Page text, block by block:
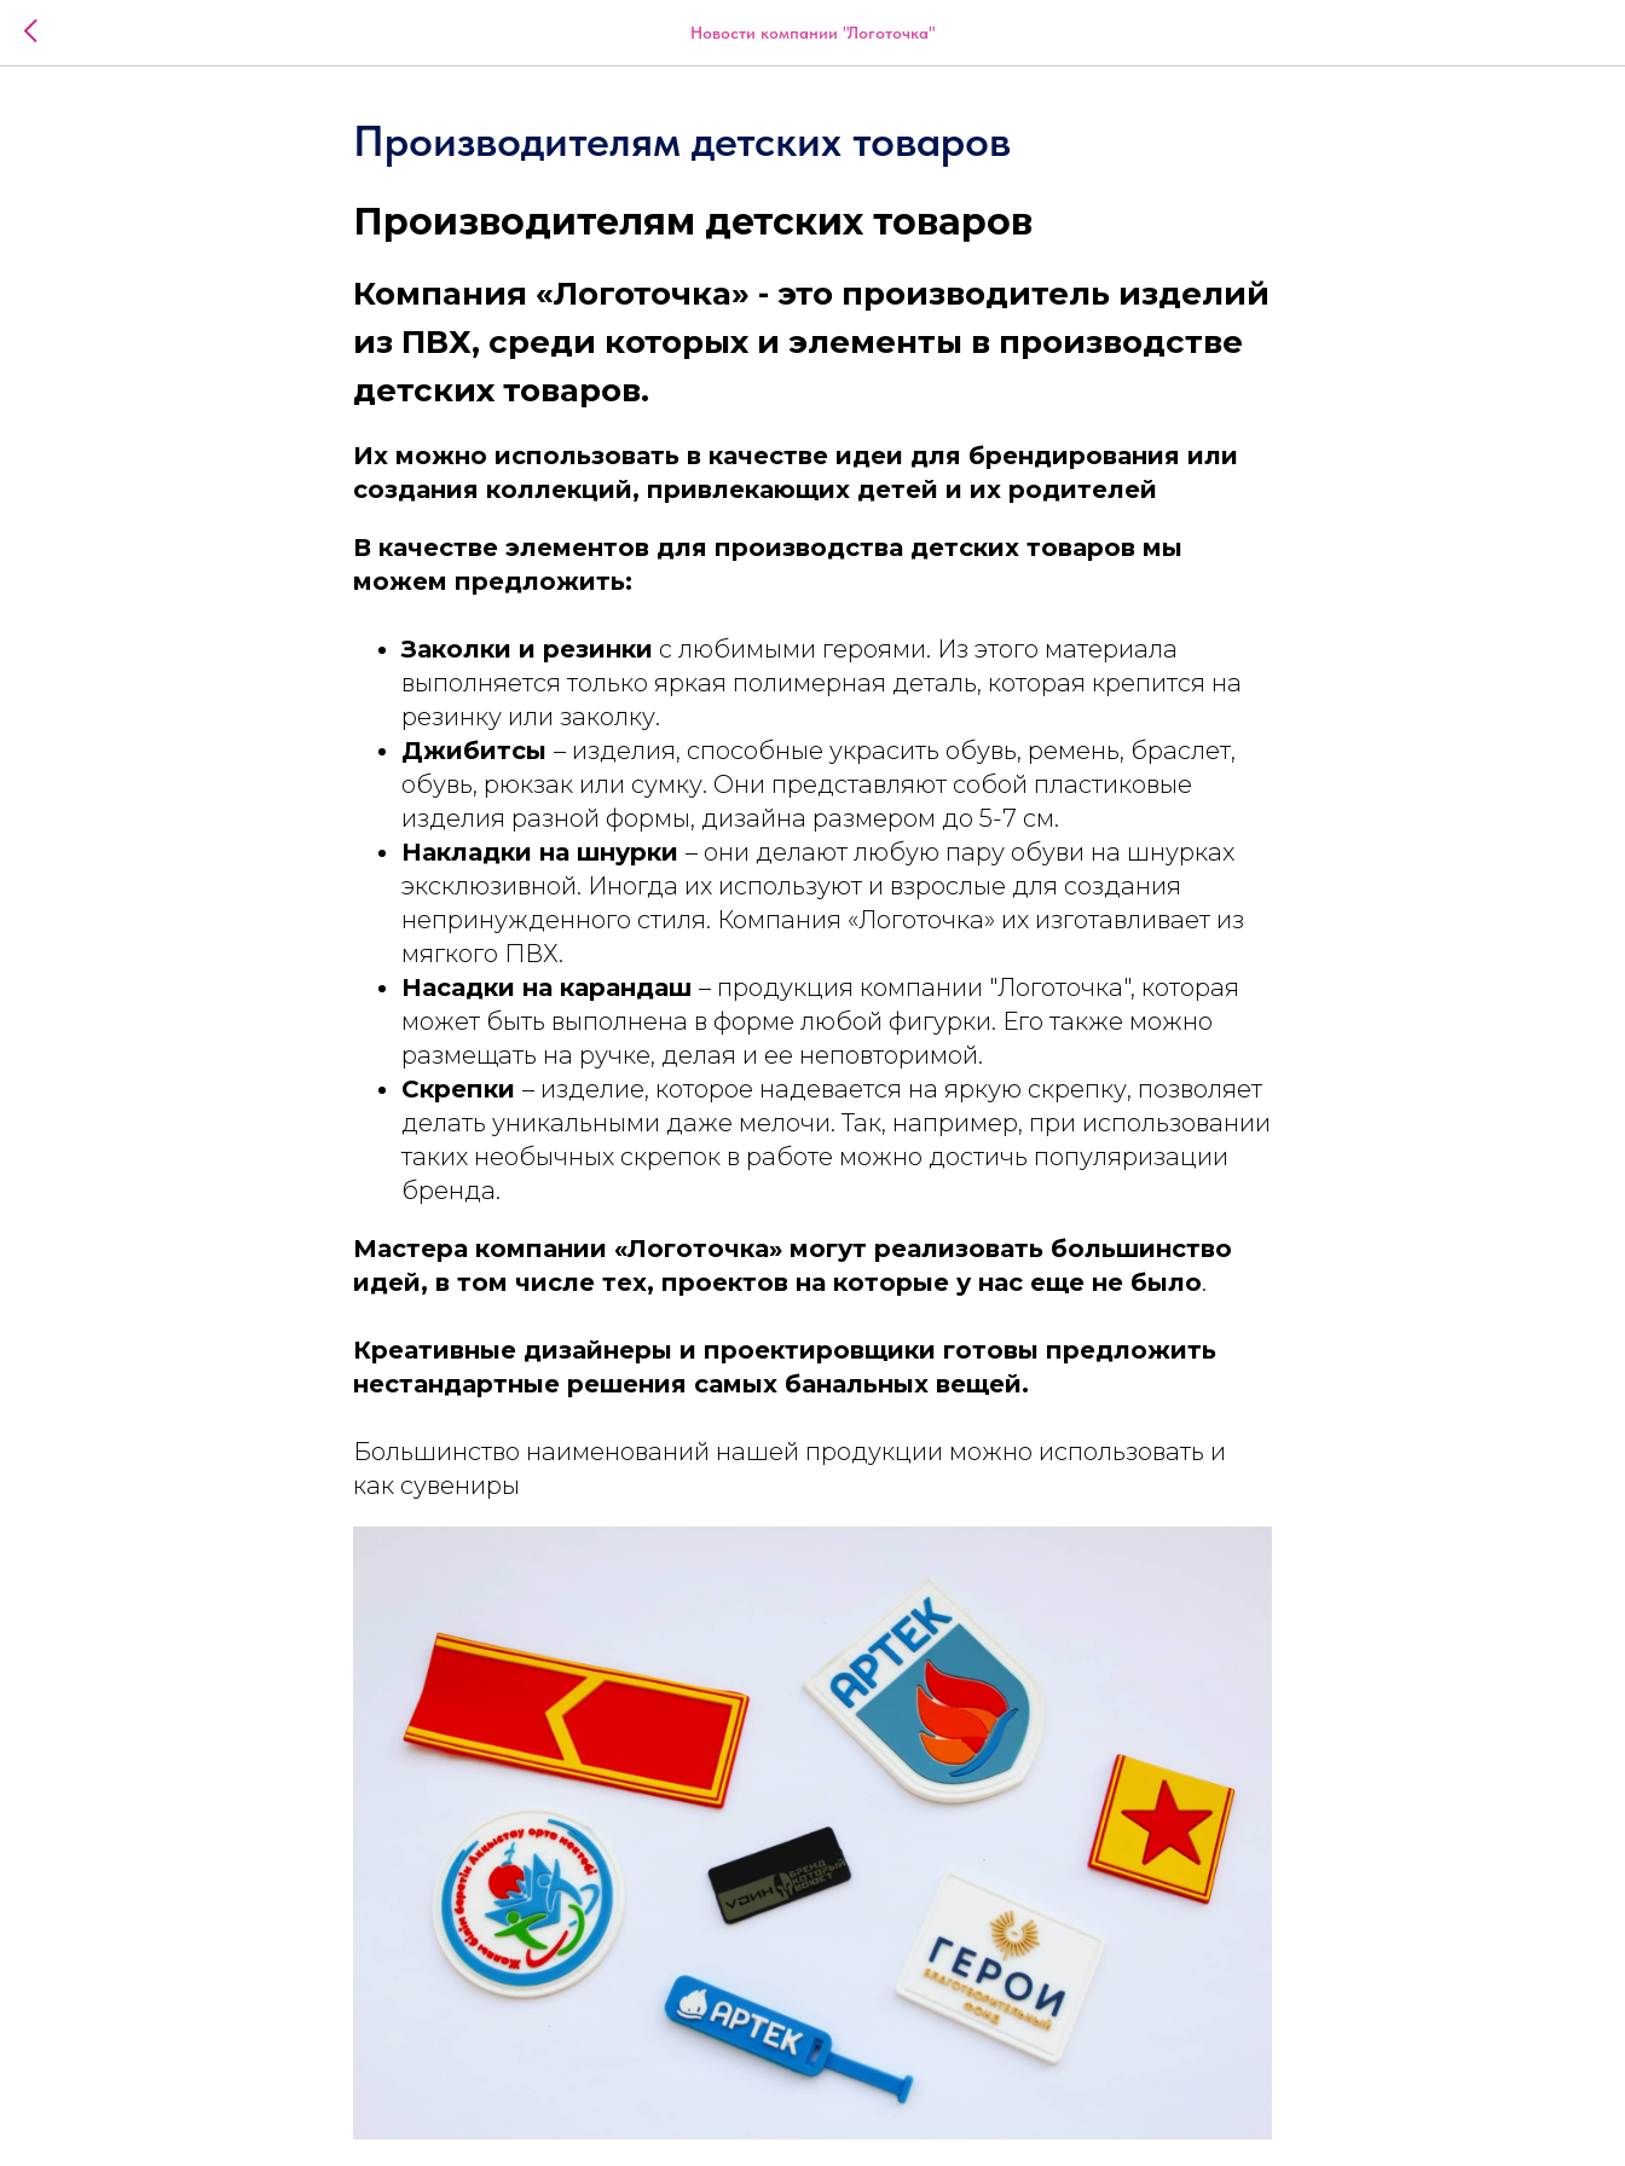
Новости компании "Логоточка"
Производителям детских товаров
Производителям детских товаров
Компания «Логоточка» - это производитель изделий
из ПВХ, среди которых и элементы в производстве
детских товаров.
Их можно использовать в качестве идеи для брендирования или
создания коллекций, привлекающих детей и их родителей
В качестве элементов для производства детских товаров мы
можем предложить:
Заколки и резинки с любимыми героями. Из этого материала
выполняется только яркая полимерная деталь, которая крепится на
резинку или заколку.
Джибитсы – изделия, способные украсить обувь, ремень, браслет,
обувь, рюкзак или сумку. Они представляют собой пластиковые
изделия разной формы, дизайна размером до 5-7 см.
Накладки на шнурки – они делают любую пару обуви на шнурках
эксклюзивной. Иногда их используют и взрослые для создания
непринужденного стиля. Компания «Логоточка» их изготавливает из
мягкого ПВХ.
Насадки на карандаш – продукция компании "Логоточка", которая
может быть выполнена в форме любой фигурки. Его также можно
размещать на ручке, делая и ее неповторимой.
Скрепки – изделие, которое надевается на яркую скрепку, позволяет
делать уникальными даже мелочи. Так, например, при использовании
таких необычных скрепок в работе можно достичь популяризации
бренда.
Мастера компании «Логоточка» могут реализовать большинство
идей, в том числе тех, проектов на которые у нас еще не было.
Креативные дизайнеры и проектировщики готовы предложить
нестандартные решения самых банальных вещей.
Большинство наименований нашей продукции можно использовать и
как сувениры